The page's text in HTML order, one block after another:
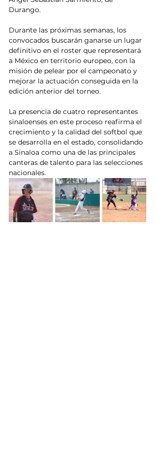
Durango.
Durante las próximas semanas, los
convocados buscarán ganarse un lugar
definitivo en el roster que representará
a México en territorio europeo, con la
misión de pelear por el campeonato y
mejorar la actuación conseguida en la
edición anterior del torneo.
La presencia de cuatro representantes
sinaloenses en este proceso reafirma el
crecimiento y la calidad del softbol que
se desarrolla en el estado, consolidando
a Sinaloa como una de las principales
canteras de talento para las selecciones
nacionales.